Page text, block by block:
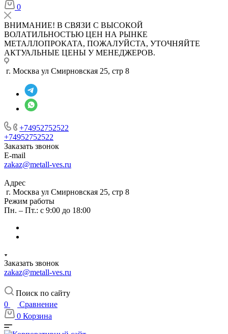
0
ВНИМАНИЕ! В СВЯЗИ С ВЫСОКОЙ
ВОЛАТИЛЬНОСТЬЮ ЦЕН НА РЫНКЕ
МЕТАЛЛОПРОКАТА, ПОЖАЛУЙСТА, УТОЧНЯЙТЕ
АКТУАЛЬНЫЕ ЦЕНЫ У МЕНЕДЖЕРОВ.
г. Москва ул Смирновская 25, стр 8
+74952752522
+74952752522
Заказать звонок
E-mail
zakaz@metall-ves.ru
Адрес
г. Москва ул Смирновская 25, стр 8
Режим работы
Пн. – Пт.: с 9:00 до 18:00
Заказать звонок
zakaz@metall-ves.ru
Поиск по сайту
0
Сравнение
0 Корзина